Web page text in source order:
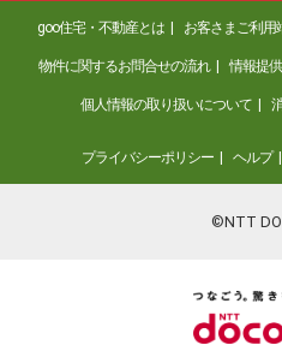
goo住宅・不動産とは お客さまご利用
物件に関するお問合せの流れ 情報提
個人情報の取り扱いについて
プライバシーポリシー ヘルプ
©NTT